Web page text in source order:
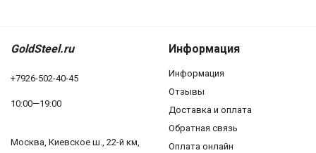
GoldSteel.ru
+7926-502-40-45
10:00—19:00
Москва, Киевское ш., 22-й км,
Информация
Информация
Отзывы
Доставка и оплата
Обратная связь
Оплата онлайн